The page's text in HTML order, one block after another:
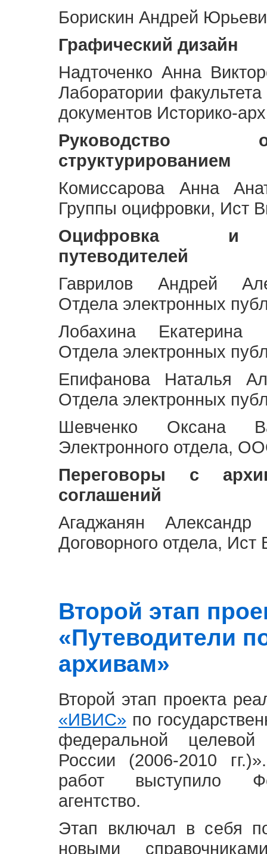
Борискин Андрей
Графический дизайн
Надточенко Анна
Лаборатории
документов Историко-
Руководство
структурированием
Комиссарова Анна
Группы оцифровки, Ист
Оцифровка и
путеводителей
Гаврилов Андрей
Отдела электронных
Лобахина Екатерина
Отдела электронных
Епифанова Наталья
Отдела электронных
Шевченко Оксана
Электронного отдела,
Переговоры с
соглашений
Агаджанян Александр
Договорного отдела,
Второй этап
«Путеводители
архивам»
Второй этап проекта
«ИВИС» по
федеральной
России (2006-2010
работ выступило
агентство.
Этап включал в себя
новыми